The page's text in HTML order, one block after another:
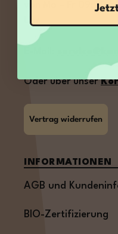
von Mo – Fr 09:00
Oder über unser
Vertrag widerrufen
INFORMATIONEN
AGB und
BIO-Zertifizierung